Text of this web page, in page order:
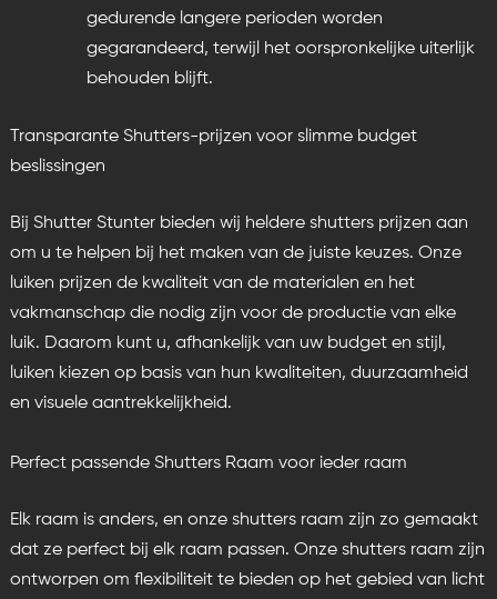
gedurende langere perioden worden
gegarandeerd, terwijl het oorspronkelijke uiterlijk
behouden blijft.
Transparante Shutters-prijzen voor slimme budget
beslissingen
Bij Shutter Stunter bieden wij heldere shutters prijzen aan
om u te helpen bij het maken van de juiste keuzes. Onze
luiken prijzen de kwaliteit van de materialen en het
vakmanschap die nodig zijn voor de productie van elke
luik. Daarom kunt u, afhankelijk van uw budget en stijl,
luiken kiezen op basis van hun kwaliteiten, duurzaamheid
en visuele aantrekkelijkheid.
Perfect passende Shutters Raam voor ieder raam
Elk raam is anders, en onze shutters raam zijn zo gemaakt
dat ze perfect bij elk raam passen. Onze shutters raam zijn
ontworpen om flexibiliteit te bieden op het gebied van licht